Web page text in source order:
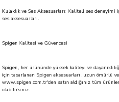
Kulaklık ve Ses Aksesuarları: Kaliteli ses
ses aksesuarları.
Spigen Kalitesi ve Güvencesi
Spigen, her ürününde yüksek kaliteyi ve
için tasarlanan Spigen aksesuarları, uzun ömürlü ve
www.spigen.com.tr'den satın aldığınız tüm
olabilirsiniz.